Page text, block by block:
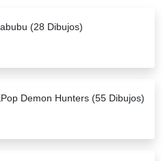
(28 Dibujos)
Demon Hunters (55 Dibujos)